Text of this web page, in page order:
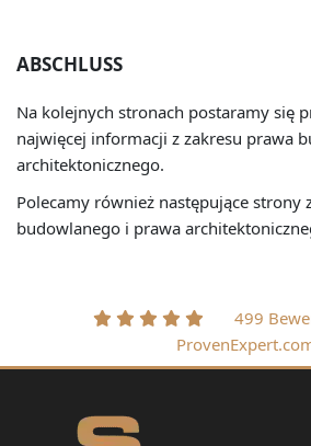
ABSCHLUSS
Na kolejnych stronach postaramy się
najwięcej informacji z zakresu prawa
architektonicznego.
Polecamy również następujące strony
budowlanego i prawa
499